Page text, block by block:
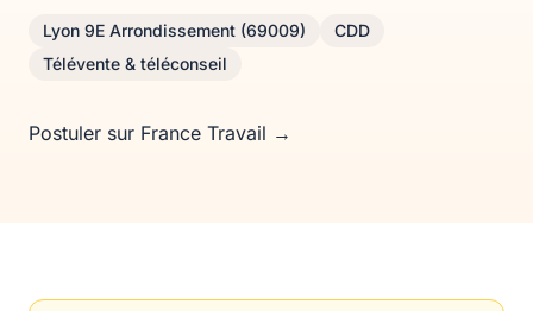
Lyon 9E Arrondissement (69009)
CDD
Télévente & téléconseil
Postuler sur France Travail →